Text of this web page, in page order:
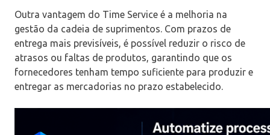
Outra vantagem do Time Service é a melhoria na
gestão da cadeia de suprimentos. Com prazos de
entrega mais previsíveis, é possível reduzir o risco de
atrasos ou faltas de produtos, garantindo que os
fornecedores tenham tempo suficiente para produzir e
entregar as mercadorias no prazo estabelecido.